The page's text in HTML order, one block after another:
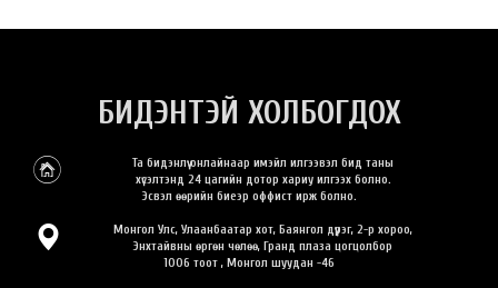
БИДЭНТЭЙ ХОЛБОГДОХ
Та бидэнлүү онлайнаар имэйл илгээвэл бид таны
хүсэлтэнд 24 цагийн дотор хариу илгээх болно.
Эсвэл өөрийн биеэр оффист ирж болно.
Монгол Улс, Улаанбаатар хот, Баянгол дүүрэг, 2-р хороо,
Энхтайвны өргөн чөлөө, Гранд плаза цогцолбор
1006 тоот , Монгол шуудан -46